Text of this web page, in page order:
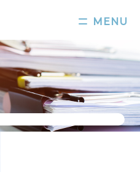
MENU